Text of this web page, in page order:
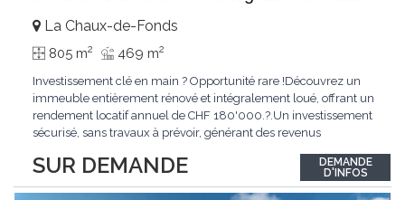
SUR DEMANDE
La Chaux-de-Fonds
805 m2 469 m2
Investissement clé en main ? Opportunité rare !Découvrez un
immeuble entièrement rénové et intégralement loué, offrant un
rendement locatif annuel de CHF 180'000.?.Un investissement
sécurisé, sans travaux à prévoir, générant des revenus
d'informations ou recevoir le dossier.
DEMANDE
D'INFOS